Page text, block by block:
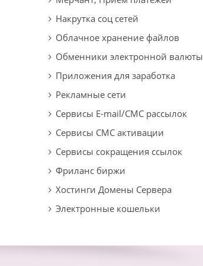
Накрутка соц сетей
Облачное хранение файлов
Обменники электронной валюты
Приложения для заработка
Рекламные сети
Сервисы E-mail/СМС рассылок
Сервисы СМС активации
Сервисы сокращения ссылок
Фриланс биржи
Хостинги Домены Сервера
Электронные кошельки